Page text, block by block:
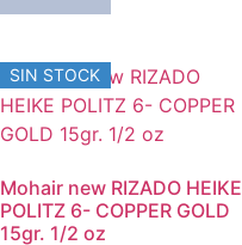
SIN STOCK
Mohair new RIZADO HEIKE
POLITZ 6- COPPER GOLD
15gr. 1/2 oz